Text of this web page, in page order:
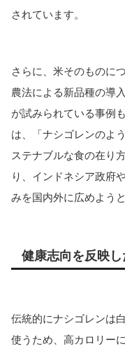
されています。
さらに、米そのものに
農法による新品種の導
が試みられている事例
は、「ナシゴレンのよ
ステナブルな食の在り
り、インドネシア政府
みを国内外に広めよう
健康志向を反映
伝統的にナシゴレンは
使うため、高カロリー